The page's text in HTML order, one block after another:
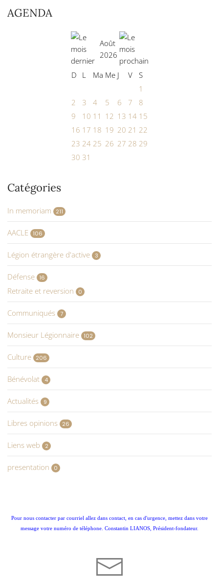
AGENDA
Août
2026
D L Ma Me J V
S
1
2
3 4 5 6 7
8
9
10 11 12 13 14 15
16 17 18 19 20 21 22
23 24 25 26 27 28 29
30 31
Catégories
In memoriam 211
AACLE 106
Légion étrangère d'active 3
Défense 16
Retraite et reversion 0
Communiqués 7
Monsieur Légionnaire 102
Culture 206
Bénévolat 4
Actualités 9
Libres opinions 26
Liens web 2
presentation 0
Pour nous contacter par courriel allez dans contact, en cas d'urgence, mettez dans votre
message votre numéro de téléphone. Constantin LIANOS, Président-fondateur.